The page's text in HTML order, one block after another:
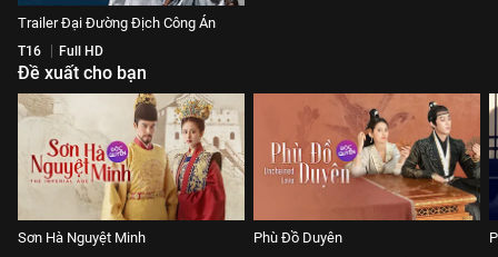
Trailer Đại Đường Địch Công Án
T16 Full HD
Đề xuất cho bạn
Sơn Hà Nguyệt Minh Phù Đồ Duyên